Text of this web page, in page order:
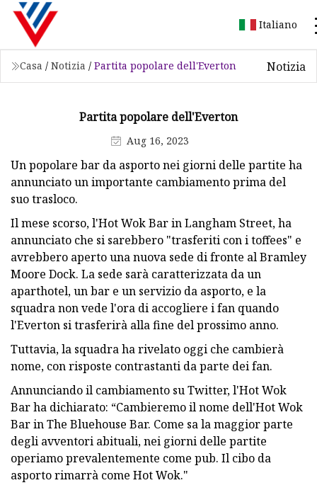
Italiano
Casa / Notizia / Partita popolare dell'Everton Notizia
Partita popolare dell'Everton
Aug 16, 2023
Un popolare bar da asporto nei giorni delle partite ha
annunciato un importante cambiamento prima del
suo trasloco.
Il mese scorso, l'Hot Wok Bar in Langham Street, ha
annunciato che si sarebbero "trasferiti con i toffees" e
avrebbero aperto una nuova sede di fronte al Bramley
Moore Dock. La sede sarà caratterizzata da un
aparthotel, un bar e un servizio da asporto, e la
squadra non vede l'ora di accogliere i fan quando
l'Everton si trasferirà alla fine del prossimo anno.
Tuttavia, la squadra ha rivelato oggi che cambierà
nome, con risposte contrastanti da parte dei fan.
Annunciando il cambiamento su Twitter, l'Hot Wok
Bar ha dichiarato: “Cambieremo il nome dell'Hot Wok
Bar in The Bluehouse Bar. Come sa la maggior parte
degli avventori abituali, nei giorni delle partite
operiamo prevalentemente come pub. Il cibo da
asporto rimarrà come Hot Wok."